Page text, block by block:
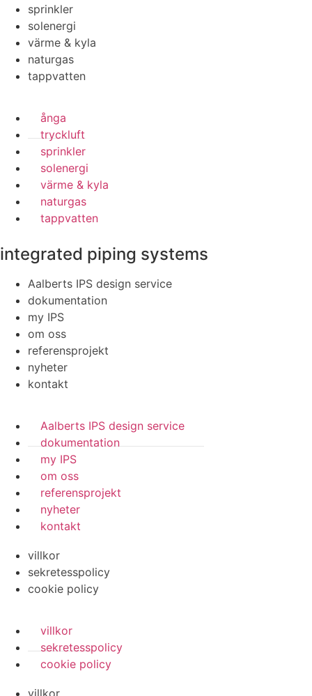
sprinkler
solenergi
värme & kyla
naturgas
tappvatten
ånga
tryckluft
sprinkler
solenergi
värme & kyla
naturgas
tappvatten
integrated piping systems
Aalberts IPS design service
dokumentation
my IPS
om oss
referensprojekt
nyheter
kontakt
Aalberts IPS design service
dokumentation
my IPS
om oss
referensprojekt
nyheter
kontakt
villkor
sekretesspolicy
cookie policy
villkor
sekretesspolicy
cookie policy
villkor